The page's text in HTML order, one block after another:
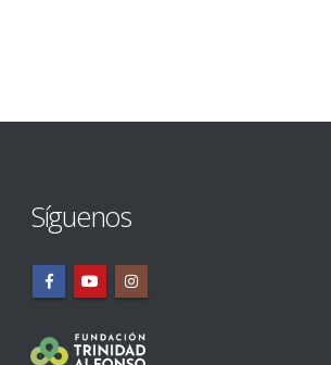
Síguenos